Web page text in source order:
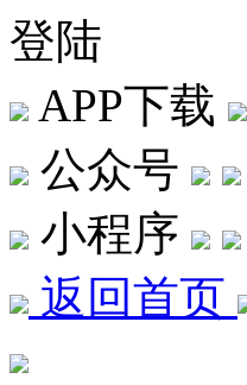
登陆
APP下载
公众号
小程序
返回首页